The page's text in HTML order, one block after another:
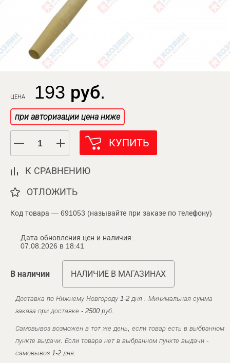
ЦЕНА 193 руб.
при авторизации цена ниже
КУПИТЬ
К СРАВНЕНИЮ
ОТЛОЖИТЬ
Код товара — 691053 (называйте при заказе по телефону)
Дата обновления цен и наличия:
07.08.2026 в 18:41
В наличии НАЛИЧИЕ В МАГАЗИНАХ
Доставка по Нижнему Новгороду 1-2 дня . Минимальная сумма
заказа при доставке - 2500 руб.
Самовывоз возможен в тот же день, если товар есть в выбранном
пункте выдачи. Если товара нет в выбранном пункте выдачи -
самовывоз 1-2 дня.